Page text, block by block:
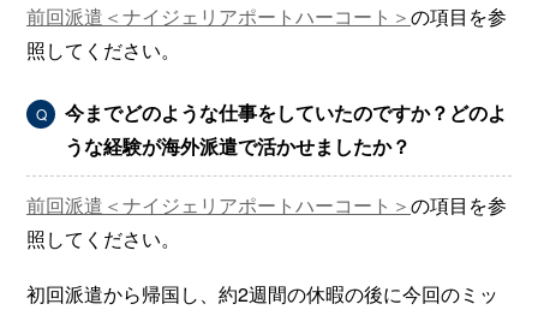
前回派遣＜ナイジェリアポートハーコート＞の項目を参
照してください。
Q
今までどのような仕事をしていたのですか？どのよ
うな経験が海外派遣で活かせましたか？
前回派遣＜ナイジェリアポートハーコート＞の項目を参
照してください。
初回派遣から帰国し、約2週間の休暇の後に今回のミッ